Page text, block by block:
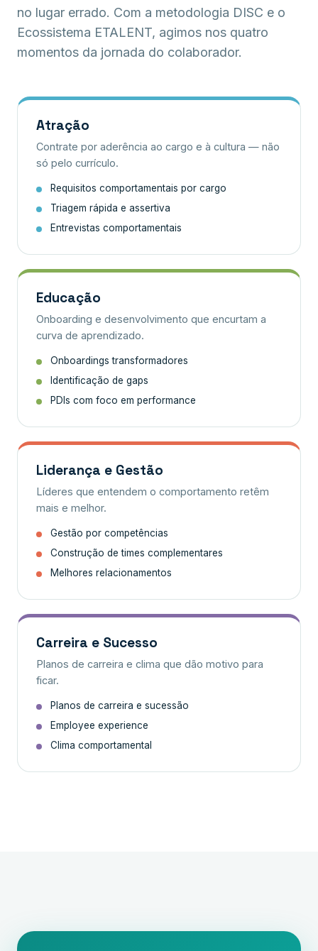
no lugar errado. Com a metodologia DISC e o
Ecossistema ETALENT, agimos nos quatro
momentos da jornada do colaborador.
Atração
Contrate por aderência ao cargo e à cultura — não
só pelo currículo.
Requisitos comportamentais por cargo
Triagem rápida e assertiva
Entrevistas comportamentais
Educação
Onboarding e desenvolvimento que encurtam a
curva de aprendizado.
Onboardings transformadores
Identificação de gaps
PDIs com foco em performance
Liderança e Gestão
Líderes que entendem o comportamento retêm
mais e melhor.
Gestão por competências
Construção de times complementares
Melhores relacionamentos
Carreira e Sucesso
Planos de carreira e clima que dão motivo para
ficar.
Planos de carreira e sucessão
Employee experience
Clima comportamental